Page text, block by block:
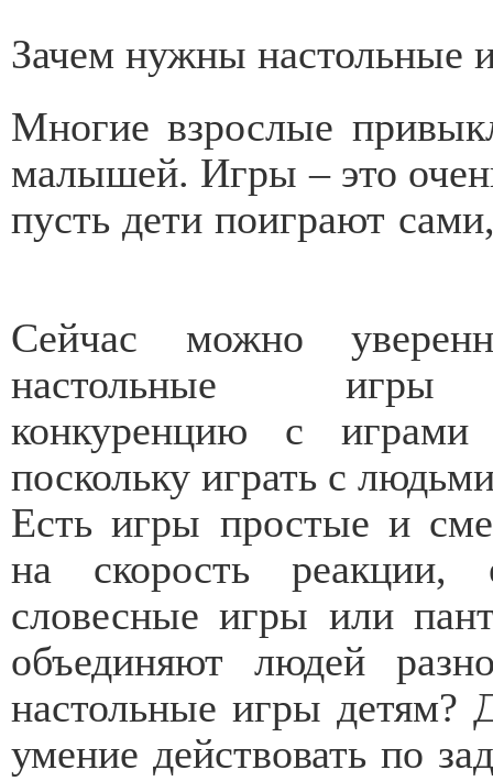
Зачем нужны настольные
Многие взрослые
малышей. Игры – это
пусть дети поиграют
Сейчас можно
настольные игры
конкуренцию с играми
поскольку играть с
Есть игры простые и
на скорость реакции,
словесные игры или
объединяют людей
настольные игры
умение действовать по